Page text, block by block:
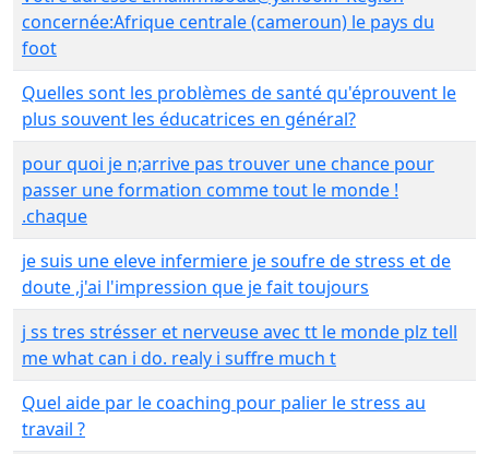
concernée:Afrique centrale (cameroun) le pays du
foot
Quelles sont les problèmes de santé qu'éprouvent le
plus souvent les éducatrices en général?
pour quoi je n;arrive pas trouver une chance pour
passer une formation comme tout le monde !
.chaque
je suis une eleve infermiere je soufre de stress et de
doute ,j'ai l'impression que je fait toujours
j ss tres strésser et nerveuse avec tt le monde plz tell
me what can i do. realy i suffre much t
Quel aide par le coaching pour palier le stress au
travail ?